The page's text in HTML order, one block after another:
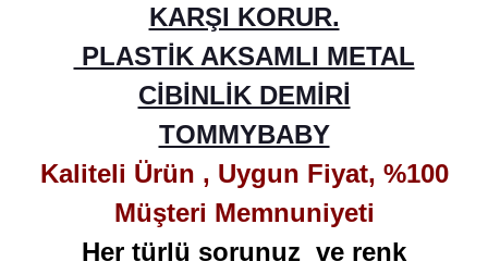
KARŞI KORUR.
PLASTİK AKSAMLI METAL
CİBİNLİK DEMİRİ
TOMMYBABY
Kaliteli Ürün , Uygun Fiyat, %100
Müşteri Memnuniyeti
Her türlü sorunuz ve renk